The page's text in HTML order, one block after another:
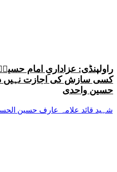
راولپنڈی: عزاداریِ امام
کسی سازش کی اجازت نہیں
حسین واحدی